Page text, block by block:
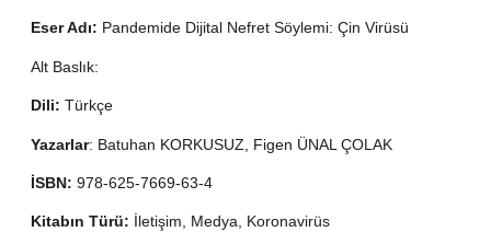
Eser Adı: Pandemide Dijital Nefret Söylemi: Çin Virüsü
Alt Baslık:
Dili: Türkçe
Yazarlar: Batuhan KORKUSUZ, Figen ÜNAL ÇOLAK
İSBN: 978-625-7669-63-4
Kitabın Türü: İletişim, Medya, Koronavirüs